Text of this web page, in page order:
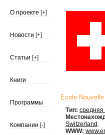
О проекте [+]
Новости [+]
Статьи [+]
Книги
Программы
Компании [-]
Ecole
Тип:
Switzerland .
WWW: